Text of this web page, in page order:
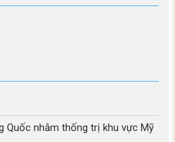
Quốc nhằm thống trị khu vực Mỹ